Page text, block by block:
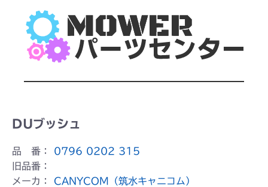
DUブッシュ
品 番： 0796 0202 315
旧品番：
メーカ： CANYCOM（筑水キャニコム）